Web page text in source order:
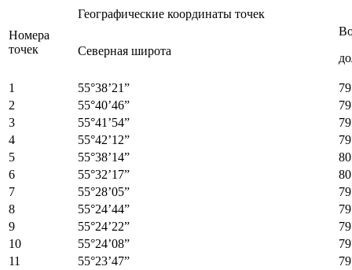
Номера
точек
Географические координаты точек
Северная широта
1 55°38’21”
2
55°40’46”
3
55°41’54”
4
55°42’12”
5
55°38’14”
6
55°32’17”
7
55°28’05”
8
55°24’44”
9
55°24’22”
10
55°24’08”
11
55°23’47”